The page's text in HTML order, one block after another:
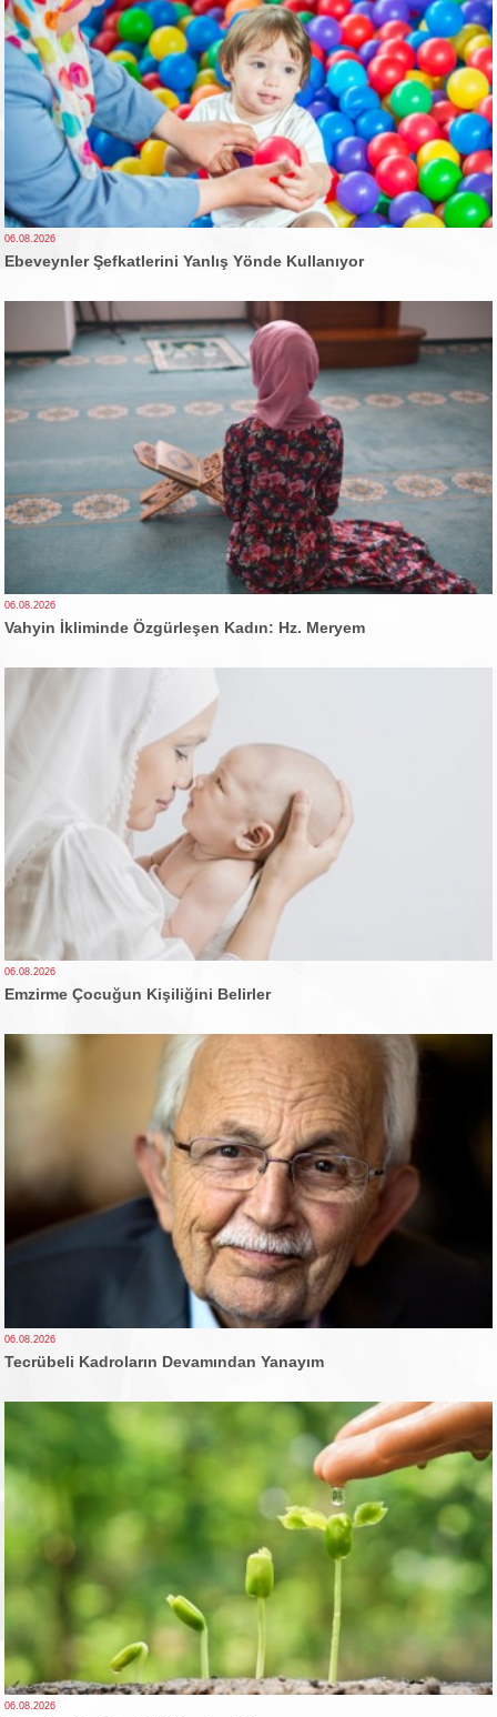
06.08.2026
Ebeveynler Şefkatlerini Yanlış Yönde Kullanıyor
06.08.2026
Vahyin İkliminde Özgürleşen Kadın: Hz. Meryem
06.08.2026
Emzirme Çocuğun Kişiliğini Belirler
06.08.2026
Tecrübeli Kadroların Devamından Yanayım
06.08.2026